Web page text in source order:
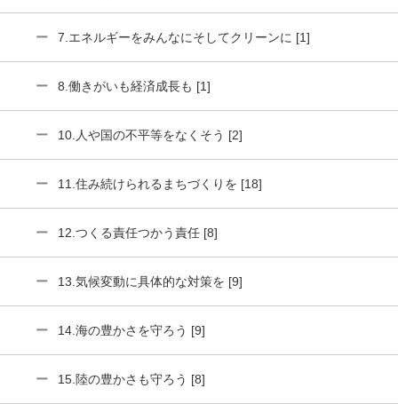
7.エネルギーをみんなにそしてクリーンに [1]
8.働きがいも経済成長も [1]
10.人や国の不平等をなくそう [2]
11.住み続けられるまちづくりを [18]
12.つくる責任つかう責任 [8]
13.気候変動に具体的な対策を [9]
14.海の豊かさを守ろう [9]
15.陸の豊かさも守ろう [8]